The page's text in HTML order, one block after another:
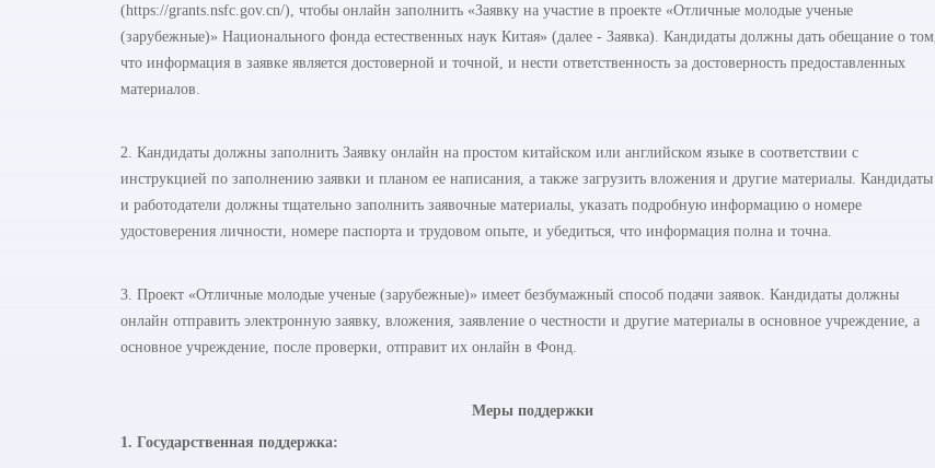
(https://grants.nsfc.gov.cn/), чтобы онлайн заполнить «Заявку на участие в проекте «Отличные молодые ученые
(зарубежные)» Национального фонда естественных наук Китая» (далее - Заявка). Кандидаты должны дать обещание о том,
что информация в заявке является достоверной и точной, и нести ответственность за достоверность предоставленных
материалов.
2. Кандидаты должны заполнить Заявку онлайн на простом китайском или английском языке в соответствии с
инструкцией по заполнению заявки и планом ее написания, а также загрузить вложения и другие материалы. Кандидаты
и работодатели должны тщательно заполнить заявочные материалы, указать подробную информацию о номере
удостоверения личности, номере паспорта и трудовом опыте, и убедиться, что информация полна и точна.
3. Проект «Отличные молодые ученые (зарубежные)» имеет безбумажный способ подачи заявок. Кандидаты должны
онлайн отправить электронную заявку, вложения, заявление о честности и другие материалы в основное учреждение, а
основное учреждение, после проверки, отправит их онлайн в Фонд.
Меры поддержки
1. Государственная поддержка: